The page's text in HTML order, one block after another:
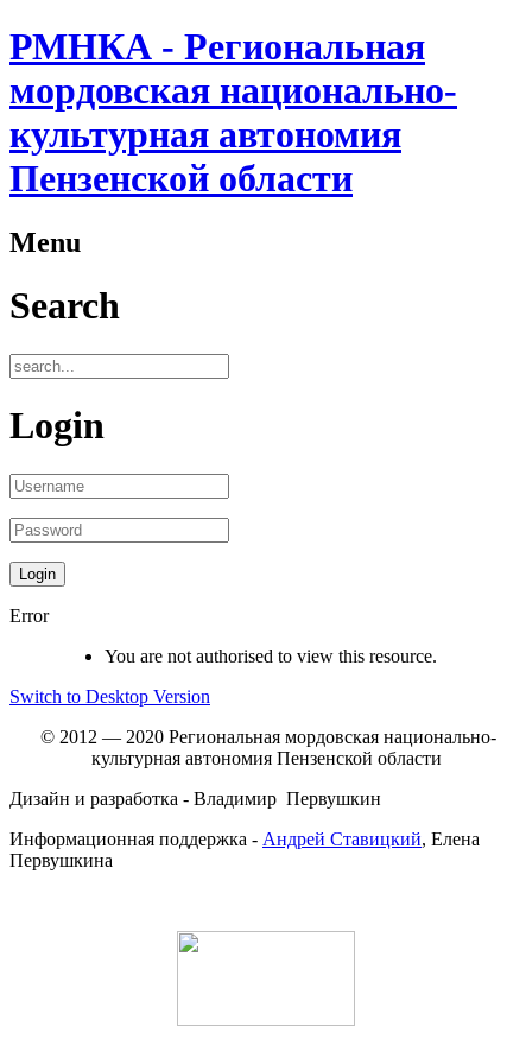
РМНКА - Региональная
мордовская национально-
культурная автономия
Пензенской области
Menu
Search
Login
Error
You are not authorised to view this resource.
Switch to Desktop Version
© 2012 — 2020 Региональная мордовская национально-
культурная автономия Пензенской области
Дизайн и разработка - Владимир Первушкин
Информационная поддержка - Андрей Ставицкий, Елена
Первушкина